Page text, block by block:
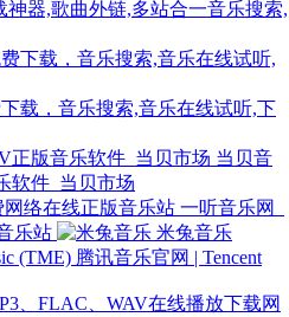
器,歌曲外链,多站合一音乐搜索,
载，音乐搜索,音乐在线试听,下
当贝音
软件_当贝市场
一听音乐网_
乐站
米兔音乐
腾讯音乐官网 | Tencent